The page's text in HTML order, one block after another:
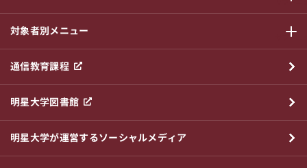
対象者別メニュー
サブメニ
通信教育課程
明星大学図書館
明星大学が運営するソーシャルメディア